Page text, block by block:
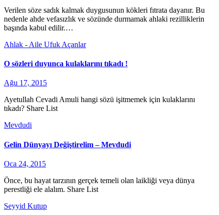
Verilen söze sadık kalmak duygusunun kökleri fıtrata dayanır. Bu
nedenle ahde vefasızlık ve sözünde durmamak ahlaki rezilliklerin
başında kabul edilir.…
Ahlak - Aile Ufuk Açanlar
O sözleri duyunca kulaklarını tıkadı !
Ağu 17, 2015
Ayetullah Cevadi Amuli hangi sözü işitmemek için kulaklarını
tıkadı? Share List
Mevdudi
Gelin Dünyayı Değiştirelim – Mevdudi
Oca 24, 2015
Önce, bu hayat tarzının gerçek temeli olan laikliği veya dünya
perestliği ele alalım. Share List
Seyyid Kutup